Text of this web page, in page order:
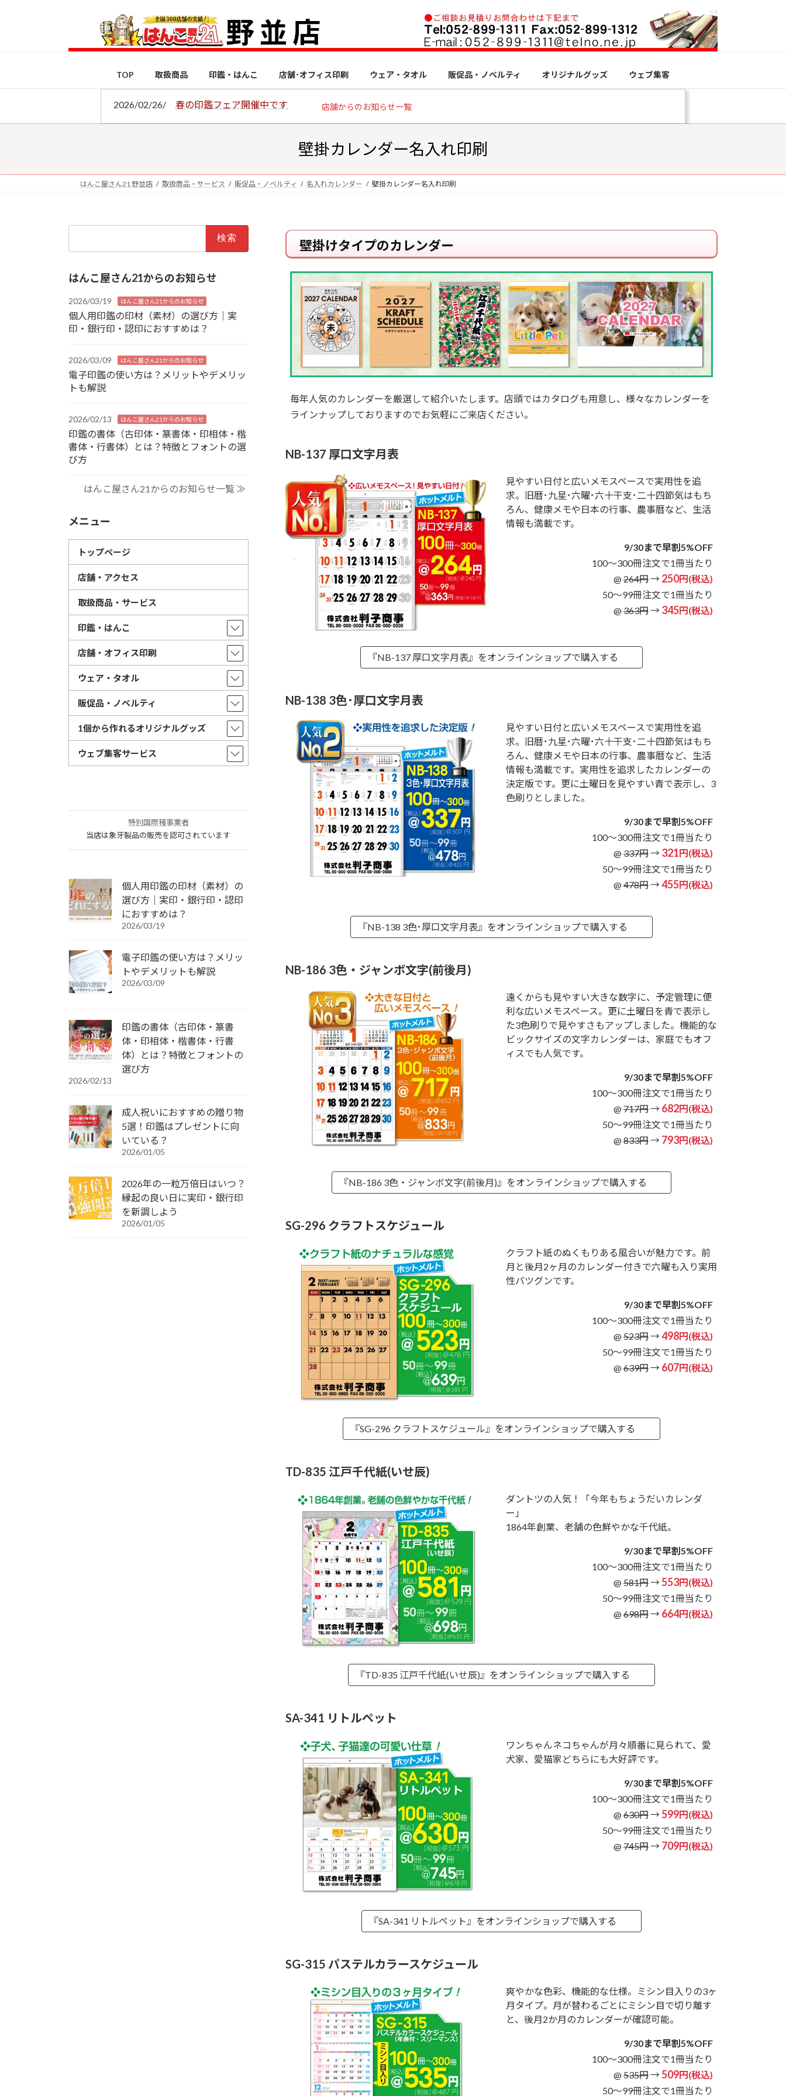
ス
ン
TOP 取扱商品 印鑑・はんこ 店舗･オフィス印刷 ウェア・タオル 販促品・ノベルティ オリジナルグッズ ウェブ集客
2026/02/26/ 春の印鑑フェア開催中です 店舗からのお知らせ一覧
壁掛カレンダー名入れ印刷
はんこ屋さん21 野並店 取扱商品・サービス 販促品・ノベルティ 名入れカレンダー 壁掛カレンダー名入れ印刷
壁掛けタイプのカレンダー
毎年人気のカレンダーを厳選して紹介いたします。店頭ではカタログも用意し、様々なカレンダーを
ラインナップしておりますのでお気軽にご来店ください。
NB-137 厚口文字月表
見やすい日付と広いメモスペースで実用性を追
求。旧暦･九星･六曜･六十干支･二十四節気はもち
ろん、健康メモや日本の行事、農事暦など、生活
情報も満載です。
9/30まで早割5%OFF
100～300冊注文で1冊当たり
@ 264円→ 250円(税込)
50～99冊注文で1冊当たり
@ 363円→ 345円(税込)
『NB-137 厚口文字月表』をオンラインショップで購入する
NB-138 3色･厚口文字月表
見やすい日付と広いメモスペースで実用性を追
求。旧暦･九星･六曜･六十干支･二十四節気はもち
ろん、健康メモや日本の行事、農事暦など、生活
情報も満載です。実用性を追求したカレンダーの
決定版です。更に土曜日を見やすい青で表示し、3
色刷りとしました。
9/30まで早割5%OFF
100～300冊注文で1冊当たり
@ 337円→ 321円(税込)
50～99冊注文で1冊当たり
@ 478円→455円(税込)
『NB-138 3色･厚口文字月表』をオンラインショップで購入する
NB-186 3色・ジャンボ文字(前後月)
遠くからも見やすい大きな数字に、予定管理に便
利な広いメモスペース。更に土曜日を青で表示し
た3色刷りで見やすさもアップしました。機能的な
ビックサイズの文字カレンダーは、家庭でもオフ
ィスでも人気です。
9/30まで早割5%OFF
100～300冊注文で1冊当たり
@ 717円→ 682円(税込)
50～99冊注文で1冊当たり
@ 833円→ 793円(税込)
『NB-186 3色・ジャンボ文字(前後月)』をオンラインショップで購入する
SG-296 クラフトスケジュール
クラフト紙のぬくもりある風合いが魅力です。前
月と後月2ヶ月のカレンダー付きで六曜も入り実用
性バツグンです。
9/30まで早割5%OFF
100～300冊注文で1冊当たり
@ 523円→498円(税込)
50～99冊注文で1冊当たり
@ 639円→ 607円(税込)
『SG-296 クラフトスケジュール』をオンラインショップで購入する
TD-835 江戸千代紙(いせ辰)
ダントツの人気！「今年もちょうだいカレンダ
ー」
1864年創業、老舗の色鮮やかな千代紙。
9/30まで早割5%OFF
100～300冊注文で1冊当たり
@ 581円→553円(税込)
50～99冊注文で1冊当たり
@ 698円→ 664円(税込)
『TD-835 江戸千代紙(いせ辰)』をオンラインショップで購入する
SA-341 リトルペット
ワンちゃんネコちゃんが月々順番に見られて、愛
犬家、愛猫家どちらにも大好評です。
9/30まで早割5%OFF
100～300冊注文で1冊当たり
@ 630円→599円(税込)
50～99冊注文で1冊当たり
@ 745円→ 709円(税込)
『SA-341 リトルペット』をオンラインショップで購入する
SG-315 パステルカラースケジュール
爽やかな色彩、機能的な仕様。ミシン目入りの3ヶ
月タイプ。月が替わるごとにミシン目で切り離す
と、後月2か月のカレンダーが確認可能。
9/30まで早割5%OFF
100～300冊注文で1冊当たり
@ 535円→509円(税込)
50～99冊注文で1冊当たり
はんこ屋さん21からのお知らせ
2026/03/19 はんこ屋さん21からのお知らせ
個人用印鑑の印材（素材）の選び方｜実
印・銀行印・認印におすすめは？
2026/03/09 はんこ屋さん21からのお知らせ
電子印鑑の使い方は？メリットやデメリッ
トも解説
2026/02/13 はんこ屋さん21からのお知らせ
印鑑の書体（古印体・篆書体・印相体・楷
書体・行書体）とは？特徴とフォントの選
び方
はんこ屋さん21からのお知らせ一覧 ≫
メニュー
トップページ
店舗・アクセス
取扱商品・サービス
印鑑・はんこ
店舗・オフィス印刷
ウェア・タオル
販促品・ノベルティ
1個から作れるオリジナルグッズ
ウェブ集客サービス
特別国際種事業者
当店は象牙製品の販売を認可されています
個人用印鑑の印材（素材）の
選び方｜実印・銀行印・認印
におすすめは？
2026/03/19
電子印鑑の使い方は？メリッ
トやデメリットも解説
2026/03/09
印鑑の書体（古印体・篆書
体・印相体・楷書体・行書
体）とは？特徴とフォントの
選び方
2026/02/13
成人祝いにおすすめの贈り物
5選！印鑑はプレゼントに向
いている？
2026/01/05
2026年の一粒万倍日はいつ？
縁起の良い日に実印・銀行印
を新調しよう
2026/01/05